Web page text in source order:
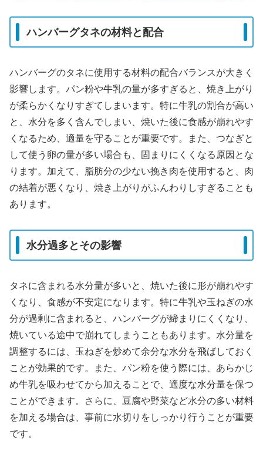
ハンバーグタネの材料と配合
ハンバーグのタネに使用する材料の配合バランスが大きく
影響します。パン粉や牛乳の量が多すぎると、焼き上がり
が柔らかくなりすぎてしまいます。特に牛乳の割合が高い
と、水分を多く含んでしまい、焼いた後に食感が崩れやす
くなるため、適量を守ることが重要です。また、つなぎと
して使う卵の量が多い場合も、固まりにくくなる原因とな
ります。加えて、脂肪分の少ない挽き肉を使用すると、肉
の結着が悪くなり、焼き上がりがふんわりしすぎることも
あります。
水分過多とその影響
タネに含まれる水分量が多いと、焼いた後に形が崩れやす
くなり、食感が不安定になります。特に牛乳や玉ねぎの水
分が過剰に含まれると、ハンバーグが締まりにくくなり、
焼いている途中で崩れてしまうこともあります。水分量を
調整するには、玉ねぎを炒めて余分な水分を飛ばしておく
ことが効果的です。また、パン粉を使う際には、あらかじ
め牛乳を吸わせてから加えることで、適度な水分量を保つ
ことができます。さらに、豆腐や野菜など水分の多い材料
を加える場合は、事前に水切りをしっかり行うことが重要
です。